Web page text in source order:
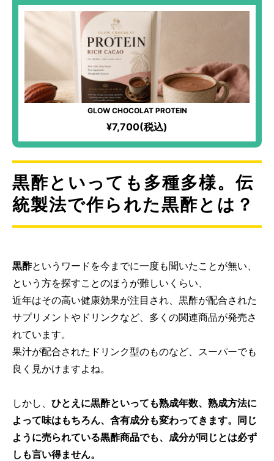
GLOW CHOCOLAT PROTEIN
¥7,700(税込)
黒酢といっても多種多様。伝
統製法で作られた黒酢とは？
黒酢というワードを今までに一度も聞いたことが無い、
という方を探すことのほうが難しいくらい、
近年はその高い健康効果が注目され、黒酢が配合された
サプリメントやドリンクなど、多くの関連商品が発売さ
れています。
果汁が配合されたドリンク型のものなど、スーパーでも
良く見かけますよね。
しかし、 ひとえに黒酢といっても熟成年数、熟成方法に
よって味はもちろん、含有成分も変わってきます。同じ
ように売られている黒酢商品でも、成分が同じとは必ず
しも言い得ません。